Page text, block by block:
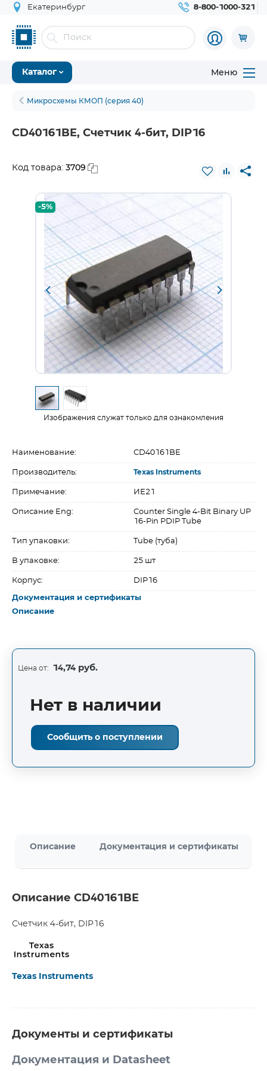
Екатеринбург 8-800-1000-321
Каталог Меню
Микросхемы КМОП (серия 40)
CD40161BE, Счетчик 4-бит, DIP16
Код товара: 3709
-5%
Изображения служат только для ознакомления
Наименование: CD40161BE
Производитель: Texas Instruments
Примечание: ИЕ21
Описание Eng:
Counter Single 4-Bit Binary UP
16-Pin PDIP Tube
Тип упаковки: Tube (туба)
В упаковке: 25 шт
Корпус: DIP16
Документация и сертификаты
Описание
Цена от: 14,74 руб.
Нет в наличии
Сообщить о поступлении
Описание Документация и сертификаты
Описание CD40161BE
Счетчик 4-бит, DIP16
Texas Instruments
Документы и сертификаты
Документация и Datasheet